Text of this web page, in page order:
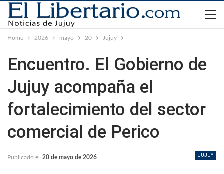
Home 2026 mayo 20 Jujuy
Encuentro. El Gobierno de
Jujuy acompaña el
fortalecimiento del sector
comercial de Perico
JUJUY
Publicado el 20 de mayo de 2026